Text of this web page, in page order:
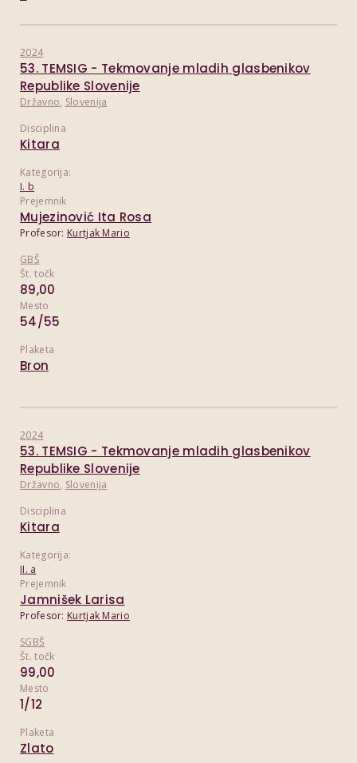
2024
53. TEMSIG - Tekmovanje mladih glasbenikov
Republike Slovenije
Državno, Slovenija
Disciplina
Kitara
Kategorija:
I. b
Prejemnik
Mujezinović Ita Rosa
Profesor: Kurtjak Mario
GBŠ
Št. točk
89,00
Mesto
54/55
Plaketa
Bron
2024
53. TEMSIG - Tekmovanje mladih glasbenikov
Republike Slovenije
Državno, Slovenija
Disciplina
Kitara
Kategorija:
II. a
Prejemnik
Jamnišek Larisa
Profesor: Kurtjak Mario
SGBŠ
Št. točk
99,00
Mesto
1/12
Plaketa
Zlato